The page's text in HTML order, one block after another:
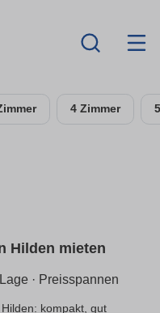
4 Zimmer
Hilden mieten
· Preisspannen
kompakt, gut